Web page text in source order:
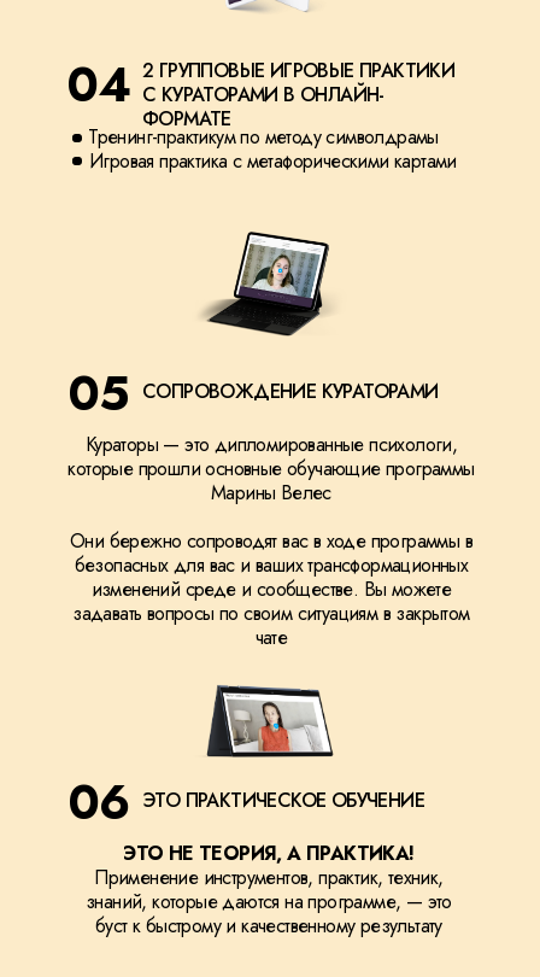
2 ГРУППОВЫЕ ИГРОВЫЕ ПРАКТИКИ
С КУРАТОРАМИ В ОНЛАЙН-
ФОРМАТЕ
04
Кураторы — это дипломированные психологи,
которые прошли основные обучающие программы
Марины Велес
Они бережно сопроводят вас в ходе программы в
безопасных для вас и ваших трансформационных
изменений среде и сообществе. Вы можете
задавать вопросы по своим ситуациям в закрытом
чате
СОПРОВОЖДЕНИЕ КУРАТОРАМИ
ЭТО НЕ ТЕОРИЯ, А ПРАКТИКА!
Применение инструментов, практик, техник,
знаний, которые даются на программе, — это
буст к быстрому и качественному результату
05
ЭТО ПРАКТИЧЕСКОЕ ОБУЧЕНИЕ
06
Тренинг-практикум по методу символдрамы
Игровая практика с метафорическими картами